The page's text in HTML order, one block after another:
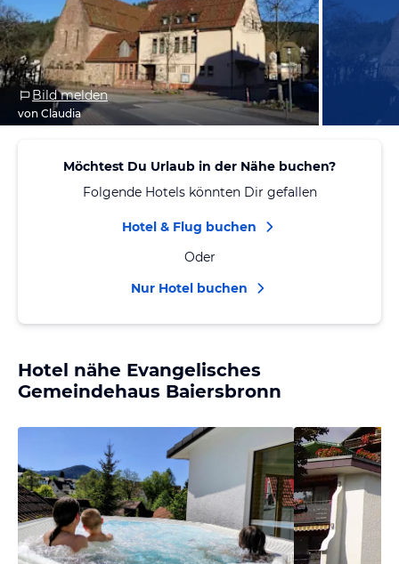
Bild melden
von Claudia
Möchtest Du Urlaub in der Nähe buchen?
Folgende Hotels könnten Dir gefallen
Hotel & Flug buchen
Oder
Nur Hotel buchen
Hotel nähe Evangelisches
Gemeindehaus Baiersbronn